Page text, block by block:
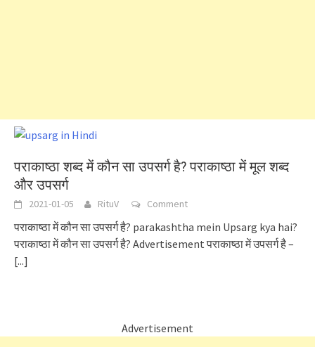
पराकाष्ठा शब्द में कौन सा उपसर्ग है? पराकाष्ठा में मूल शब्द
और उपसर्ग
2021-01-05 RituV Comment
पराकाष्ठा में कौन सा उपसर्ग है? parakashtha mein Upsarg kya hai?
पराकाष्ठा में कौन सा उपसर्ग है? Advertisement पराकाष्ठा में उपसर्ग है –
[...]
Advertisement